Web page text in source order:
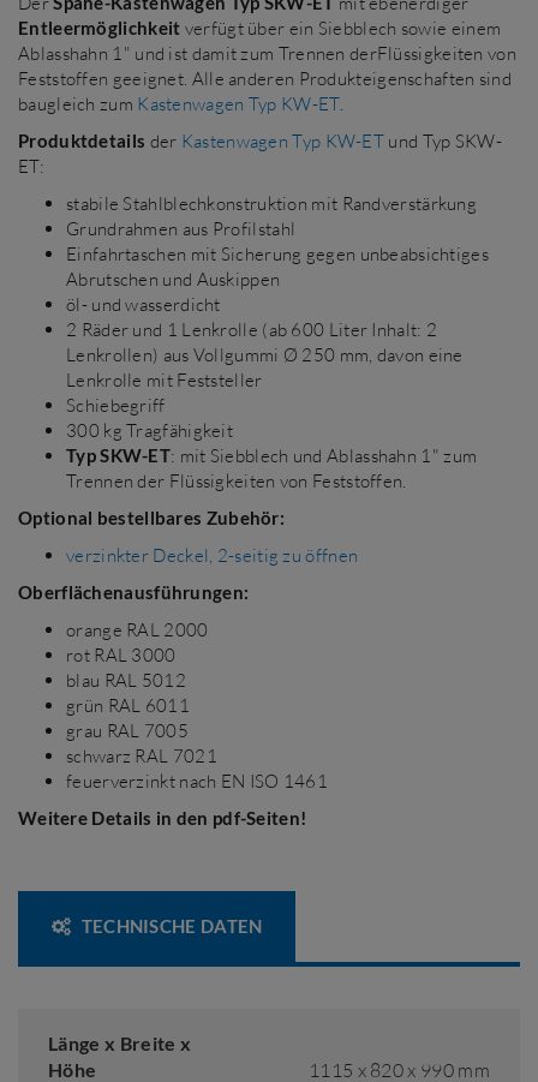
Entleermöglichkeit verfügt über ein Siebblech sowie einem
Ablasshahn 1" und ist damit zum Trennen derFlüssigkeiten von
Feststoffen geeignet. Alle anderen Produkteigenschaften sind
baugleich zum Kastenwagen Typ KW-ET.
Produktdetails der Kastenwagen Typ KW-ET und Typ SKW-
ET:
stabile Stahlblechkonstruktion mit Randverstärkung
Grundrahmen aus Profilstahl
Einfahrtaschen mit Sicherung gegen unbeabsichtiges
Abrutschen und Auskippen
öl- und wasserdicht
2 Räder und 1 Lenkrolle (ab 600 Liter Inhalt: 2
Lenkrollen) aus Vollgummi Ø 250 mm, davon eine
Lenkrolle mit Feststeller
Schiebegriff
300 kg Tragfähigkeit
Typ SKW-ET: mit Siebblech und Ablasshahn 1" zum
Trennen der Flüssigkeiten von Feststoffen.
Optional bestellbares Zubehör:
verzinkter Deckel, 2-seitig zu öffnen
Oberflächenausführungen:
orange RAL 2000
rot RAL 3000
blau RAL 5012
grün RAL 6011
grau RAL 7005
schwarz RAL 7021
feuerverzinkt nach EN ISO 1461
Weitere Details in den pdf-Seiten!
TECHNISCHE DATEN
Länge x Breite x
Höhe
1115 x 820 x 990 mm